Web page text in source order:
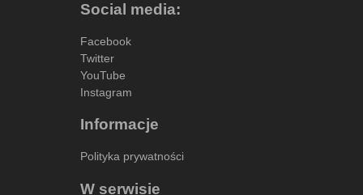
Social media:
Facebook
Twitter
YouTube
Instagram
Informacje
Polityka prywatności
W serwisie